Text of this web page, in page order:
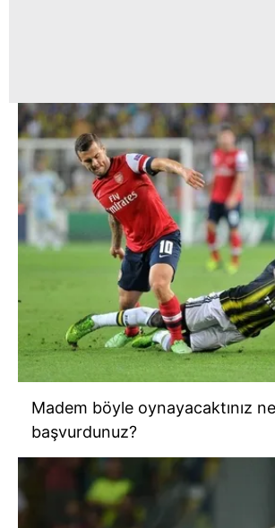
Madem böyle oynayacaktınız
başvurdunuz?